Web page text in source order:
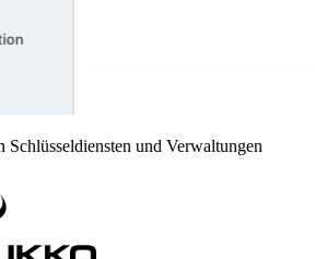
Schlüsseldiensten und Verwaltungen